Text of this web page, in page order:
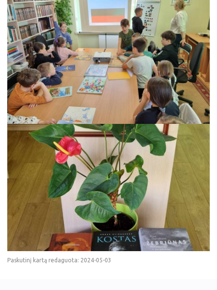
Paskutinį kartą redaguota: 2024-05-03